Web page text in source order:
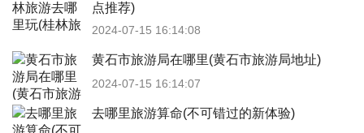
点推荐)
2024-07-15 16:14:08
黄石市旅游局在哪里(黄石市旅游局地址)
2024-07-15 16:14:07
去哪里旅游算命(不可错过的新体验)